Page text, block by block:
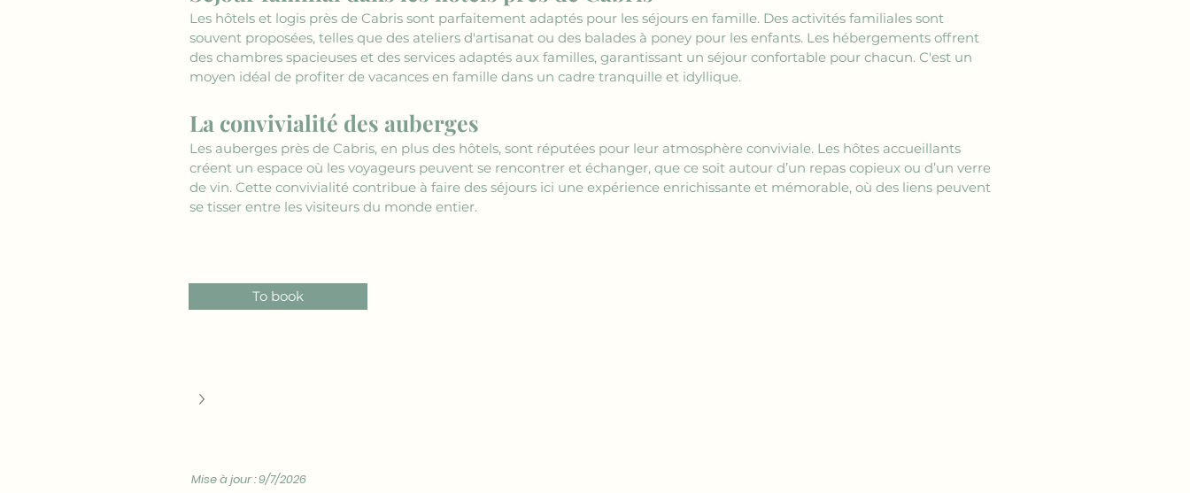
Les hôtels et logis près de Cabris sont parfaitement adaptés pour les séjours en famille. Des activités familiales sont
souvent proposées, telles que des ateliers d'artisanat ou des balades à poney pour les enfants. Les hébergements offrent
des chambres spacieuses et des services adaptés aux familles, garantissant un séjour confortable pour chacun. C'est un
moyen idéal de profiter de vacances en famille dans un cadre tranquille et idyllique.
La convivialité des auberges
Les auberges près de Cabris, en plus des hôtels, sont réputées pour leur atmosphère conviviale. Les hôtes accueillants
créent un espace où les voyageurs peuvent se rencontrer et échanger, que ce soit autour d’un repas copieux ou d’un verre
de vin. Cette convivialité contribue à faire des séjours ici une expérience enrichissante et mémorable, où des liens peuvent
se tisser entre les visiteurs du monde entier.
To book
Mise à jour : 9/7/2026